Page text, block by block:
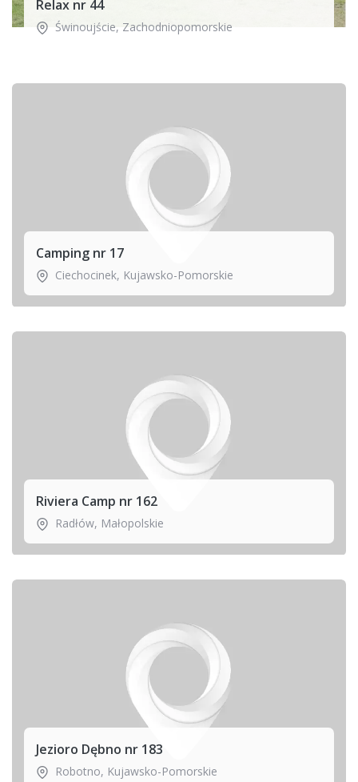
Relax nr 44
Świnoujście, Zachodniopomorskie
Camping nr 17
Ciechocinek, Kujawsko-Pomorskie
Riviera Camp nr 162
Radłów, Małopolskie
Jezioro Dębno nr 183
Robotno, Kujawsko-Pomorskie